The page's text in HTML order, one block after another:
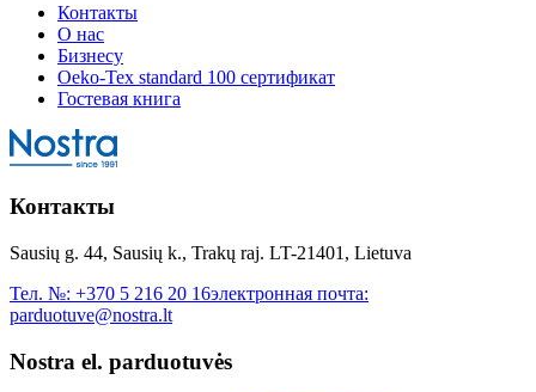
Контакты
О нас
Бизнесу
Oeko-Tex standard 100 сертификат
Гостевая книга
Контакты
Sausių g. 44, Sausių k., Trakų raj. LT-21401, Lietuva
Тел. №: +370 5 216 20 16электронная почта:
parduotuve@nostra.lt
Nostra el. parduotuvės